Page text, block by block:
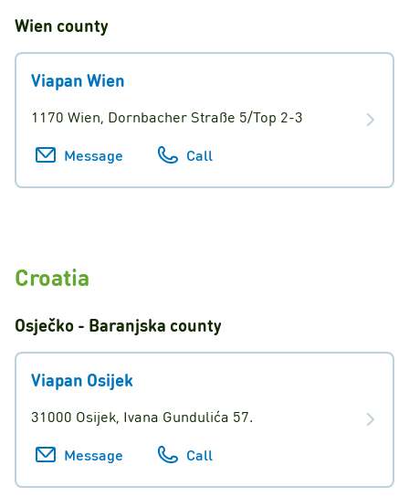
Wien county
Viapan Wien
1170 Wien, Dornbacher Straße 5/Top 2-3
Message
Call
Croatia
Osječko - Baranjska county
Viapan Osijek
31000 Osijek, Ivana Gundulića 57.
Message
Call